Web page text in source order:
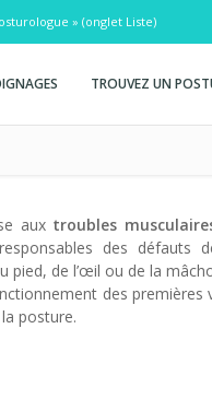
» (onglet Liste)
TROUVEZ UN
aux troubles
des défauts
pied, de l’œil ou de la
des premières
posture.